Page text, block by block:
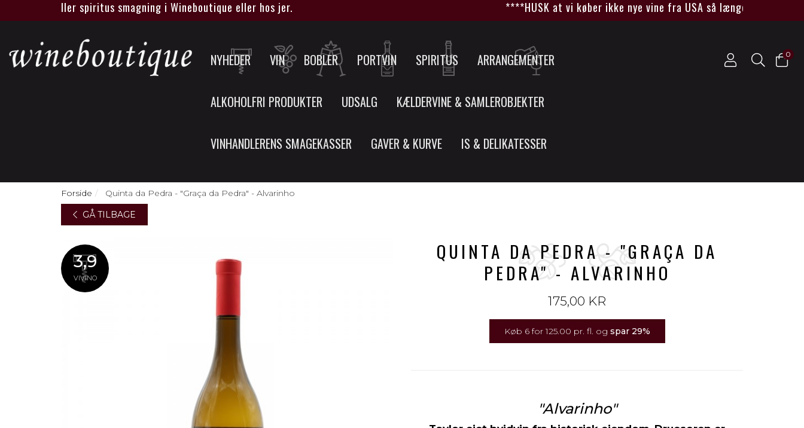
vin eller spiritus smagning i Wineboutique eller hos jer. ****HUSK at vi køber ikke nye vine fra USA så længe Trump sidder
NYHEDER VIN BOBLER PORTVIN SPIRITUS ARRANGEMENTER
ALKOHOLFRI PRODUKTER UDSALG KÆLDERVINE & SAMLEROBJEKTER
VINHANDLERENS SMAGEKASSER GAVER & KURVE IS & DELIKATESSER
0
Forside
Quinta da Pedra - "Graça da Pedra" - Alvarinho
GÅ TILBAGE
3,9
VIVINO
QUINTA DA PEDRA - "GRAÇA DA
PEDRA" - ALVARINHO
175,00 KR
Køb 6 for 125.00 pr. fl. og spar 29%
"Alvarinho"